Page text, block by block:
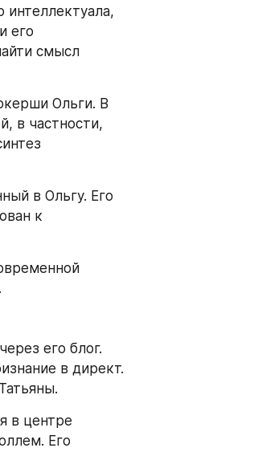
интеллектуала,
его
смысл
Ольги. В
в частности,
в Ольгу. Его
к
его блог.
в директ.
в центре
Его